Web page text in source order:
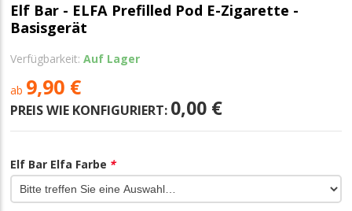
Elf Bar - ELFA Prefilled Pod E-Zigarette -
Basisgerät
Verfügbarkeit:Auf Lager
ab 9,90 €
PREIS WIE KONFIGURIERT: 0,00 €
Elf Bar Elfa Farbe *